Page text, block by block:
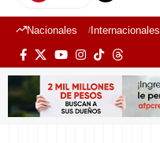
Nacionales Internacionales